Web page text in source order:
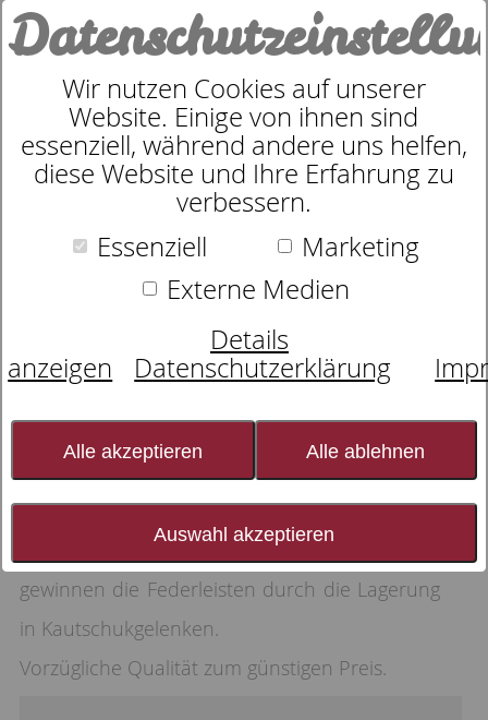
0
Sympathica Comfort N
Viele Nutzen-Vorteile zeichnen ihn aus: hoher
Liegekomfort, in den Hauptliegezonen
individuell einstellbar. Zusätzlichen Federweg
gewinnen die Federleisten durch die Lagerung
in Kautschukgelenken.
Vorzügliche Qualität zum günstigen Preis.
Wir nutzen Cookies auf unserer
Website. Einige von ihnen sind
essenziell, während andere uns helfen,
diese Website und Ihre Erfahrung zu
verbessern.
Essenziell
Marketing
Externe Medien
Details
anzeigen
Datenschutzerklärung
Alle akzeptieren Alle ablehnen
Auswahl akzeptieren